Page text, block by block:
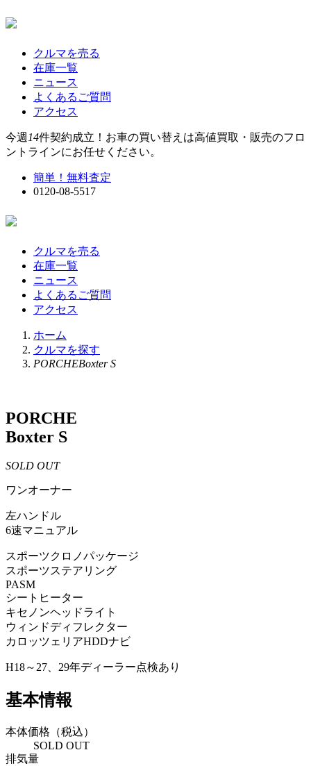
クルマを売る
在庫一覧
ニュース
よくあるご質問
アクセス
今週 14件契約成立！お車の買い替えは高値買取・販売のフロ
ントラインにお任せください。
簡単！無料査定
0120-08-5517
クルマを売る
在庫一覧
ニュース
よくあるご質問
アクセス
ホーム
クルマを探す
PORCHEBoxter S
PORCHE
Boxter S
SOLD OUT
ワンオーナー
左ハンドル
6速マニュアル
スポーツクロノパッケージ
スポーツステアリング
PASM
シートヒーター
キセノンヘッドライト
ウィンドディフレクター
カロッツェリアHDDナビ
H18～27、29年ディーラー点検あり
基本情報
本体価格（税込）
SOLD OUT
排気量